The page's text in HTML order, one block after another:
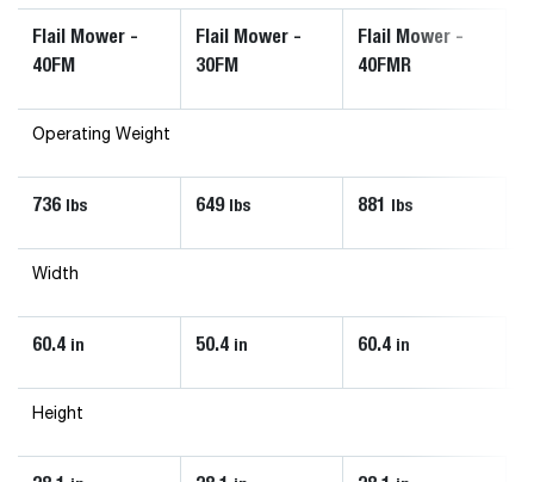
Flail Mower -
40FM
Flail Mower -
30FM
Flail Mower -
40FMR
Operating Weight
736 lbs 649 lbs 881 lbs
Width
60.4 in 50.4 in 60.4 in
Height